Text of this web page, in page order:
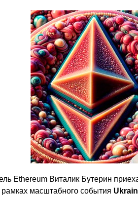
Ethereum Виталик Бутерин
рамках масштабного события